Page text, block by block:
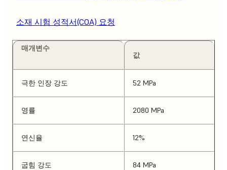
소재 시험 성적서(COA) 요청
매개변수
값
극한 인장 강도 52 MPa
영률 2080 MPa
연신율 12%
굽힘 강도 84 MPa